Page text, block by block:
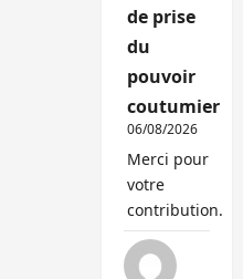
de prise
du
pouvoir
coutumier
06/08/2026
Merci pour
votre
contribution.